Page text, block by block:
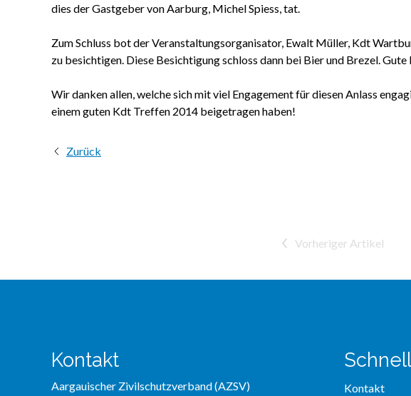
dies der Gastgeber von Aarburg, Michel Spiess, tat.
Zum Schluss bot der Veranstaltungsorganisator, Ewalt Müller, Kdt
zu besichtigen. Diese Besichtigung schloss dann bei Bier und Brezel. Gute
Wir danken allen, welche sich mit viel Engagement für diesen Anlass
einem guten Kdt Treffen 2014 beigetragen haben!
Zurück
<
Kontakt
Aargauischer Zivilschutzverband (AZSV) Kontakt